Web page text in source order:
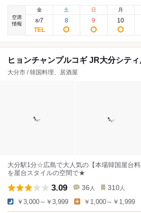
空席
情報
金
8/7
土
8
日
9
月
10
ヒョンチャンプルコギ JR大分シティ
大分市 / 韓国料理、居酒屋
大分駅1分☆広島で大人気の【本場韓国屋台料
を屋台スタイルの空間で★
3.09 36 人 310 人
￥3,000～￥3,999 ￥1,000～￥1,999